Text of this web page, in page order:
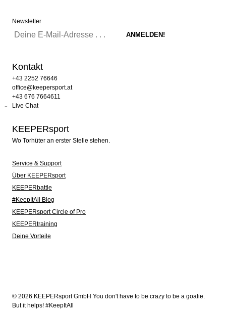
Newsletter
Kontakt
+43 2252 76646
office@keepersport.at
+43 676 7664611
Live Chat
KEEPERsport
Wo Torhüter an erster Stelle stehen.
Service & Support
Über KEEPERsport
KEEPERbattle
#KeepItAll Blog
KEEPERsport Circle of Pro
KEEPERtraining
Deine Vorteile
© 2026 KEEPERsport GmbH You don't have to be crazy to be a goalie.
But it helps! #KeepItAll